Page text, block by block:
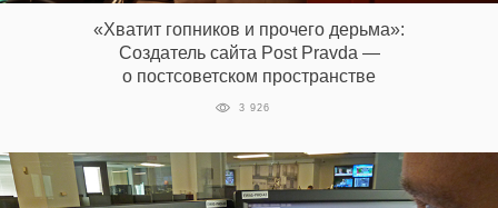
«Хватит гопников и прочего дерьма»:
Создатель сайта Post Pravda —
о постсоветском пространстве
3 926